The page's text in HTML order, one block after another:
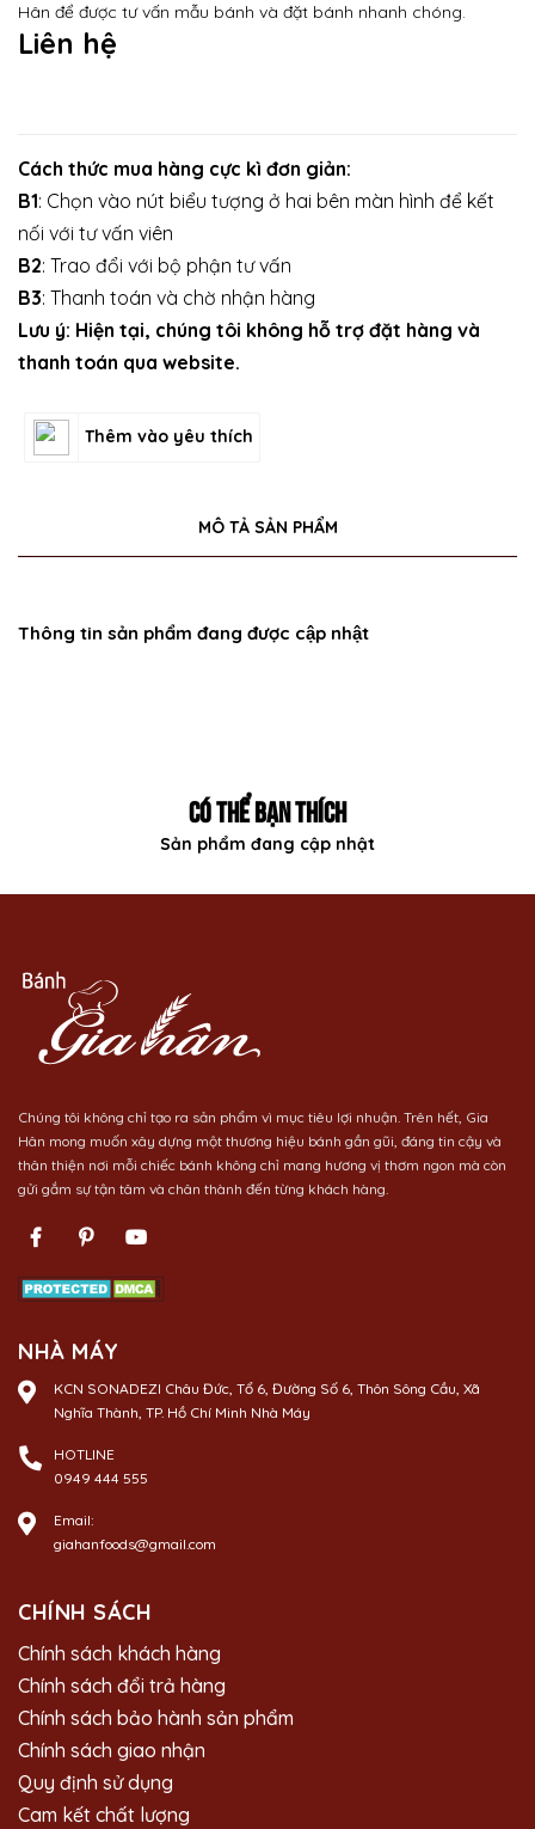
Hân để được tư vấn mẫu bánh và đặt bánh nhanh chóng.
Liên hệ
Cách thức mua hàng cực kì đơn giản:
B1: Chọn vào nút biểu tượng ở hai bên màn hình để kết
nối với tư vấn viên
B2: Trao đổi với bộ phận tư vấn
B3: Thanh toán và chờ nhận hàng
Lưu ý: Hiện tại, chúng tôi không hỗ trợ đặt hàng và
thanh toán qua website.
Thêm vào yêu thích
MÔ TẢ SẢN PHẨM
Thông tin sản phẩm đang được cập nhật
CÓ THỂ BẠN THÍCH
Sản phẩm đang cập nhật
Chúng tôi không chỉ tạo ra sản phẩm vì mục tiêu lợi nhuận. Trên hết, Gia
Hân mong muốn xây dựng một thương hiệu bánh gần gũi, đáng tin cậy và
thân thiện nơi mỗi chiếc bánh không chỉ mang hương vị thơm ngon mà còn
gửi gắm sự tận tâm và chân thành đến từng khách hàng.
NHÀ MÁY
KCN SONADEZI Châu Đức, Tổ 6, Đường Số 6, Thôn Sông Cầu, Xã
Nghĩa Thành, TP. Hồ Chí Minh Nhà Máy
HOTLINE
0949 444 555
Email:
giahanfoods@gmail.com
CHÍNH SÁCH
Chính sách khách hàng
Chính sách đổi trả hàng
Chính sách bảo hành sản phẩm
Chính sách giao nhận
Quy định sử dụng
Cam kết chất lượng